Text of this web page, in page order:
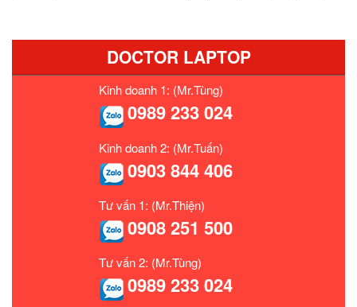
DOCTOR LAPTOP
Kinh doanh 1: (Mr.Tùng)
0989 233 024
Kinh doanh 2: (Mr.Tuấn)
0903 844 406
Tư vấn 1: (Mr.Thiện)
0908 251 500
Tư vấn 2: (Mr.Tùng)
0989 233 024